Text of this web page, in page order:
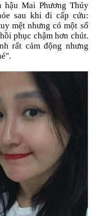
hậu Mai Phương Thúy
sau khi đi cấp cứu:
mệt nhưng có một số
phục chậm hơn chút.
rất cảm động nhưng